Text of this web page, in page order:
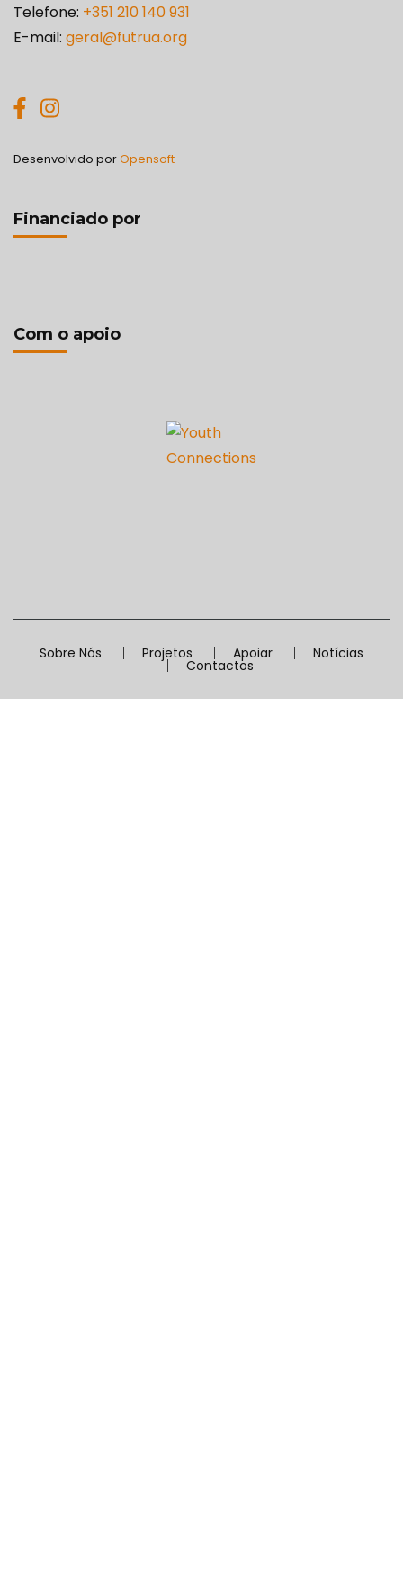
Telefone: +351 210 140 931
E-mail: geral@futrua.org
Desenvolvido porOpensoft
Financiado por
Com o apoio
Sobre Nós Projetos Apoiar Notícias
Contactos